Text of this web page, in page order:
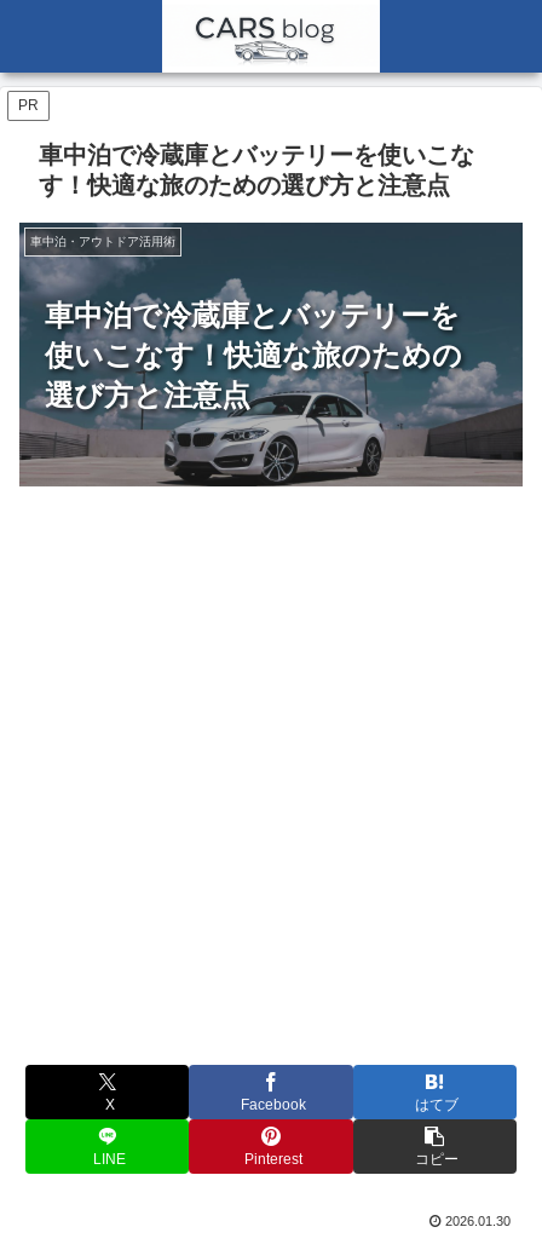
PR
車中泊で冷蔵庫とバッテリーを使いこな
す！快適な旅のための選び方と注意点
車中泊で冷蔵庫とバッテリーを
使いこなす！快適な旅のための
選び方と注意点
車中泊・アウトドア活用術
X Facebook はてブ
LINE Pinterest コピー
2026.01.30